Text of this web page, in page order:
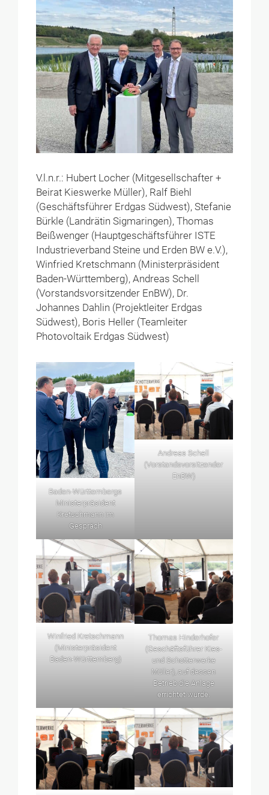
V.l.n.r.: Hubert Locher (Mitgesellschafter +
Beirat Kieswerke Müller), Ralf Biehl
(Geschäftsführer Erdgas Südwest), Stefanie
Bürkle (Landrätin Sigmaringen), Thomas
Beißwenger (Hauptgeschäftsführer ISTE
Industrieverband Steine und Erden BW e.V.),
Winfried Kretschmann (Ministerpräsident
Baden-Württemberg), Andreas Schell
(Vorstandsvorsitzender EnBW), Dr.
Johannes Dahlin (Projektleiter Erdgas
Südwest), Boris Heller (Teamleiter
Photovoltaik Erdgas Südwest)
Baden-Württembergs
Ministerpräsident
Kretschmann im
Gespräch
Andreas Schell
(Vorstandsvorsitzender
EnBW)
Winfried Kretschmann
(Ministerpräsident
Baden-Württemberg)
Thomas Hinderhofer
(Geschäftsführer Kies-
und Schotterwerke
Müller), auf dessen
Betrieb die Anlage
errichtet wurde.